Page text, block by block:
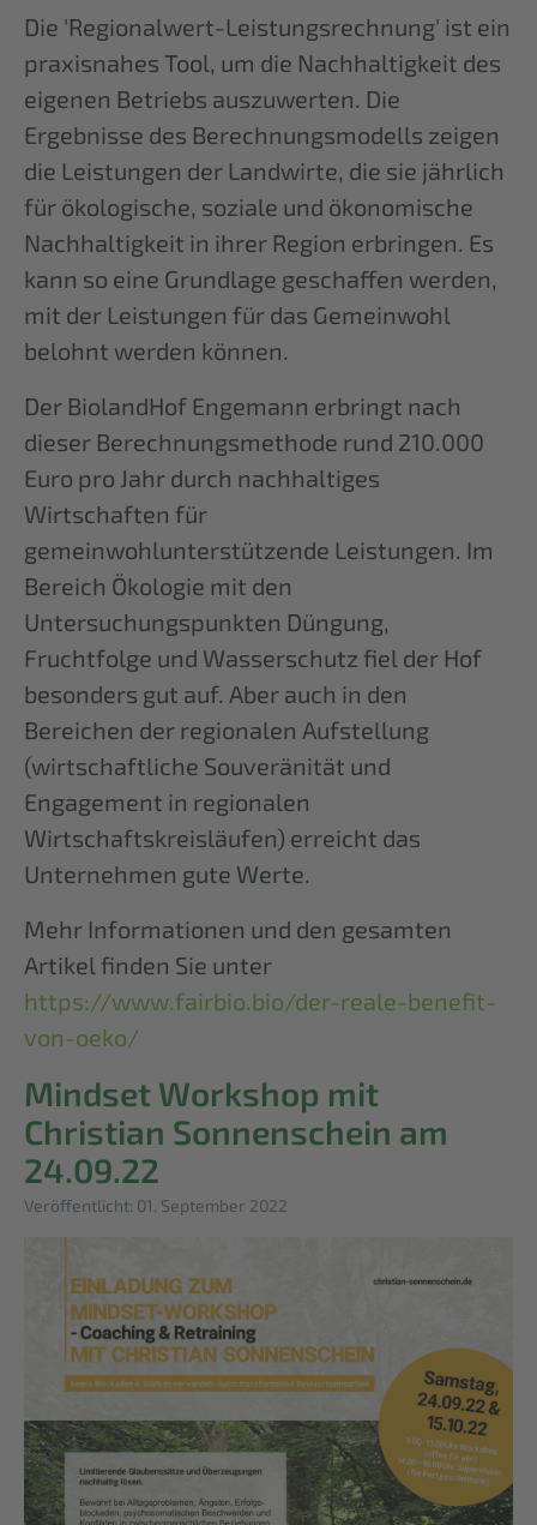
Die 'Regionalwert-Leistungsrechnung' ist ein
praxisnahes Tool, um die Nachhaltigkeit des
eigenen Betriebs auszuwerten. Die
Ergebnisse des Berechnungsmodells zeigen
die Leistungen der Landwirte, die sie jährlich
für ökologische, soziale und ökonomische
Nachhaltigkeit in ihrer Region erbringen. Es
kann so eine Grundlage geschaffen werden,
mit der Leistungen für das Gemeinwohl
belohnt werden können.
Der BiolandHof Engemann erbringt nach
dieser Berechnungsmethode rund 210.000
Euro pro Jahr durch nachhaltiges
Wirtschaften für
gemeinwohlunterstützende Leistungen. Im
Bereich Ökologie mit den
Untersuchungspunkten Düngung,
Fruchtfolge und Wasserschutz fiel der Hof
besonders gut auf. Aber auch in den
Bereichen der regionalen Aufstellung
(wirtschaftliche Souveränität und
Engagement in regionalen
Wirtschaftskreisläufen) erreicht das
Unternehmen gute Werte.
Mehr Informationen und den gesamten
Artikel finden Sie unter
https://www.fairbio.bio/der-reale-benefit-
von-oeko/
Mindset Workshop mit
Christian Sonnenschein am
24.09.22
Details
Veröffentlicht: 01. September 2022